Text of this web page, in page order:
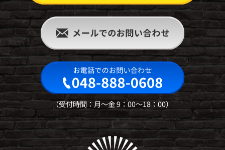
受付時間：月～金 9：00～18：00